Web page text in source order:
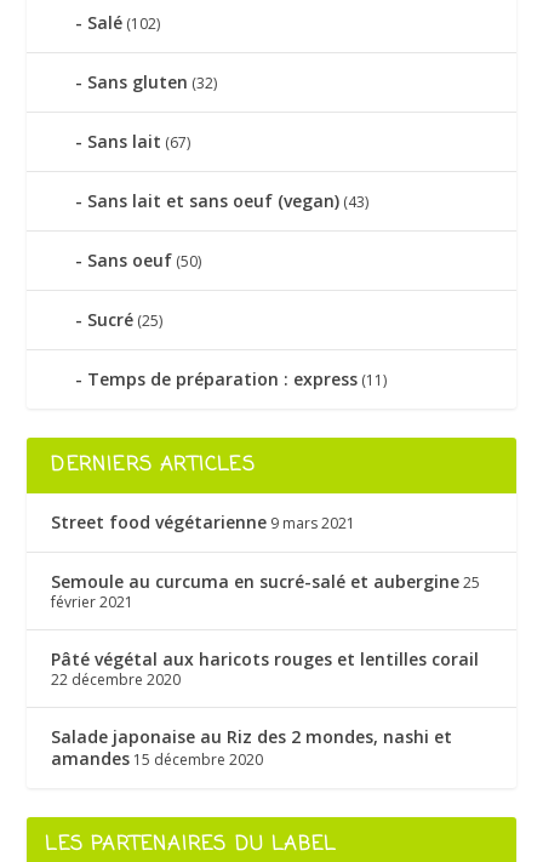
Salé (102)
Sans gluten (32)
Sans lait (67)
Sans lait et sans oeuf (vegan) (43)
Sans oeuf (50)
Sucré (25)
Temps de préparation : express (11)
DERNIERS ARTICLES
Street food végétarienne 9 mars 2021
Semoule au curcuma en sucré-salé et aubergine 25
février 2021
Pâté végétal aux haricots rouges et lentilles corail
22 décembre 2020
Salade japonaise au Riz des 2 mondes, nashi et
amandes 15 décembre 2020
LES PARTENAIRES DU LABEL